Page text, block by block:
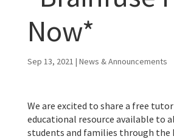
Now*
Sep 13, 2021 | News & Announcements
We are excited to share a free
educational resource available to
students and families through the